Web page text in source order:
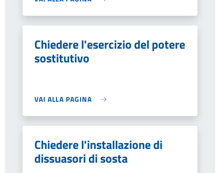
Chiedere l'esercizio del potere
sostitutivo
VAI ALLA PAGINA
Chiedere l'installazione di
dissuasori di sosta